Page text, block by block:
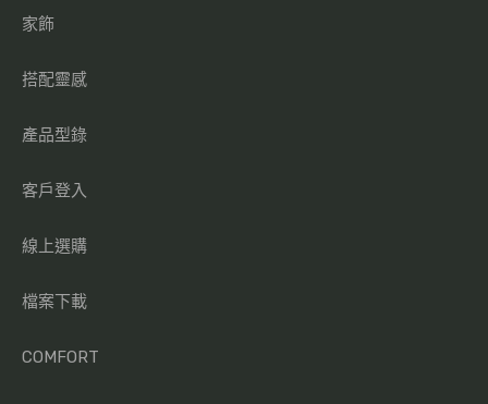
家飾
搭配靈感
產品型錄
客戶登入
線上選購
檔案下載
COMFORT